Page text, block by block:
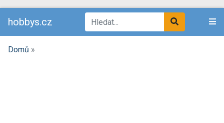
hobbys.cz
Domů »